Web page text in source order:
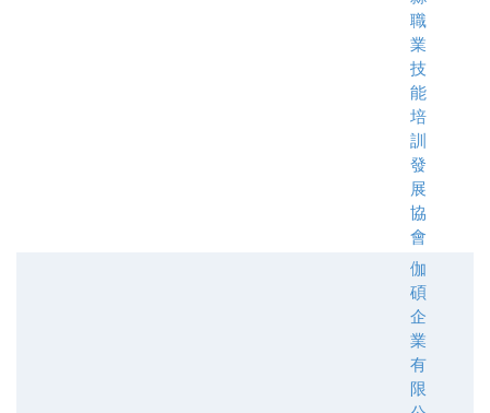
職
業
技
能
培
訓
發
展
協
會
伽
碩
企
業
有
限